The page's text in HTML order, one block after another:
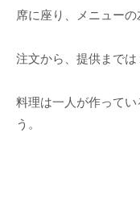
席に座り、メニューの
注文から、提供までは
料理は一人が作って
う。